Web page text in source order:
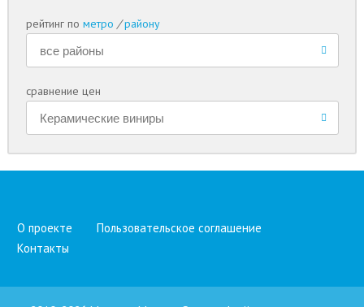
рейтинг пометро / району
сравнение цен
О проекте
Пользовательское соглашение
Контакты